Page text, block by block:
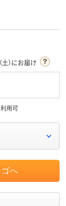
）にお届け
用可
ゴへ